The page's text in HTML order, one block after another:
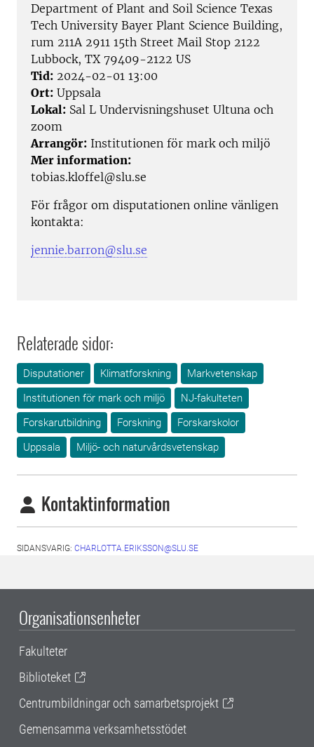
Department of Plant and Soil Science Texas
Tech University Bayer Plant Science Building,
rum 211A 2911 15th Street Mail Stop 2122
Lubbock, TX 79409-2122 US
Tid: 2024-02-01 13:00
Ort: Uppsala
Lokal: Sal L Undervisningshuset Ultuna och
zoom
Arrangör: Institutionen för mark och miljö
Mer information:
tobias.kloffel@slu.se
För frågor om disputationen online vänligen
kontakta:
jennie.barron@slu.se
Relaterade sidor:
Disputationer Klimatforskning
Markvetenskap
Institutionen för mark och miljö
NJ-fakulteten
Forskarutbildning
Forskning
Forskarskolor
Uppsala
Miljö- och naturvårdsvetenskap
Kontaktinformation
SIDANSVARIG: CHARLOTTA.ERIKSSON@SLU.SE
Organisationsenheter
Fakulteter
Biblioteket
Centrumbildningar och samarbetsprojekt
Gemensamma verksamhetsstödet